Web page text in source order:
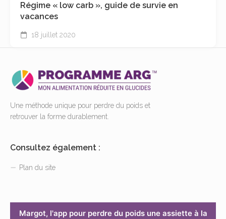
Régime « low carb », guide de survie en
vacances
18 juillet 2020
Une méthode unique pour perdre du poids et
retrouver la forme durablement.
Consultez également :
Plan du site
Margot, l'app pour perdre du poids une assiette à la